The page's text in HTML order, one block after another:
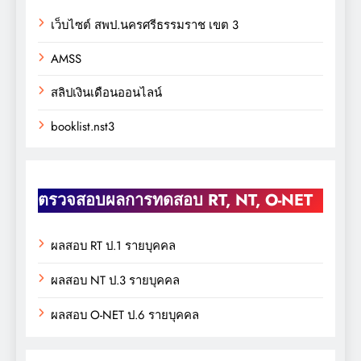
เว็บไซต์ สพป.นครศรีธรรมราช เขต 3
AMSS
สลิปเงินเดือนออนไลน์
booklist.nst3
ตรวจสอบผลการทดสอบ RT, NT, O-NET
ผลสอบ RT ป.1 รายบุคคล
ผลสอบ NT ป.3 รายบุคคล
ผลสอบ O-NET ป.6 รายบุคคล